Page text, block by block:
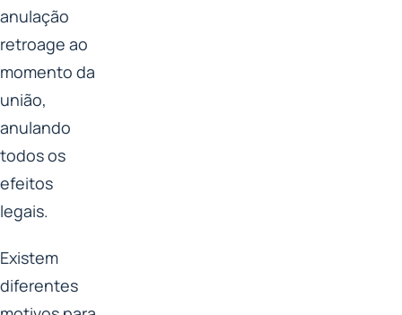
anulação
retroage ao
momento da
união,
anulando
todos os
efeitos
legais.
Existem
diferentes